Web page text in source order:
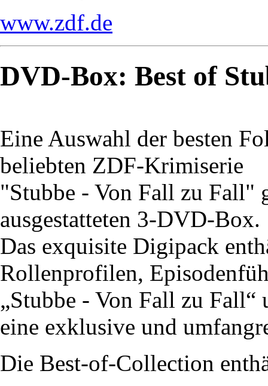
www.zdf.de
DVD-Box: Best of
Eine Auswahl der besten
beliebten ZDF-Krimiserie
"Stubbe - Von Fall zu Fall"
ausgestatteten 3-DVD-Box.
Das exquisite Digipack
Rollenprofilen,
„Stubbe - Von Fall zu
eine exklusive und
Die Best-of-Collection